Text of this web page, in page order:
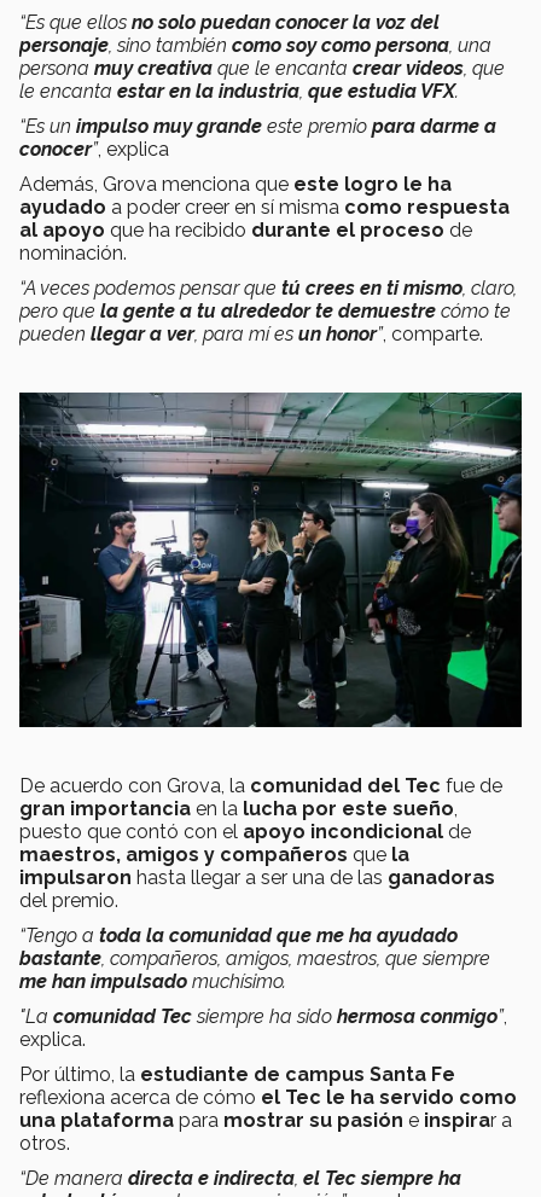
“Es que ellos no solo puedan conocer la voz del
personaje , sino también como soy como persona , una
persona muy creativa que le encanta crear videos , que
le encanta estar en la industria que estudia VFX.
“Es un impulso muy grande este premio para darme a
conocer”, explica
Además, Grova menciona que este logro le ha
ayudado a poder creer en sí misma como respuesta
al apoyo que ha recibido durante el proceso de
nominación.
“A veces podemos pensar que tú crees en ti mismo , claro,
pero que la gente a tu alrededor te demuestre cómo te
pueden llegar a ver, para mí es un honor”, comparte.
De acuerdo con Grova, la comunidad del Tec fue de
gran importancia en la lucha por este sueño,
puesto que contó con el apoyo incondicional de
maestros, amigos y compañeros que la
impulsaron hasta llegar a ser una de las ganadoras
del premio.
“Tengo a toda la comunidad que me ha ayudado
bastante, compañeros, amigos, maestros, que siempre
me han impulsado muchísimo.
"La comunidad Tecsiempre ha sido hermosa conmigo”,
explica.
Por último, la estudiante de campus Santa Fe
reflexiona acerca de cómo el Tec le ha servido como
una plataforma para mostrar su pasión e inspirar a
otros.
“De manera directa e indirecta, el Tec siempre ha